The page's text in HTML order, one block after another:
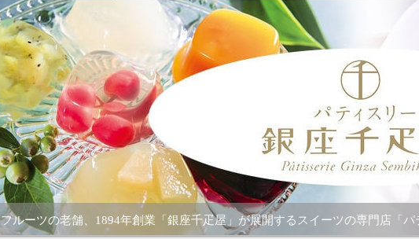
フルーツの老舗、1894年創業「銀座千疋屋」が展開するスイーツの専門店「